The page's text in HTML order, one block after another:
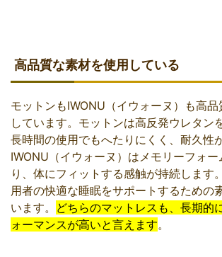
高品質な素材を使用している
モットンもIWONU（イウォーヌ）も高
しています。モットンは高反発ウレタン
長時間の使用でもへたりにくく、耐久性
IWONU（イウォーヌ）はメモリーフォ
り、体にフィットする感触が持続します
用者の快適な睡眠をサポートするための
います。 どちらのマットレスも、長期的
ォーマンスが高いと言えます。